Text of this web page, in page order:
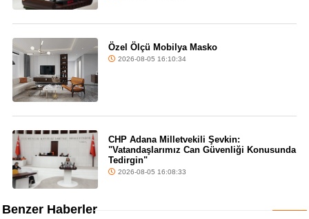
Özel Ölçü Mobilya Masko
2026-08-05 16:10:34
CHP Adana Milletvekili Şevkin:
"Vatandaşlarımız Can Güvenliği Konusunda
Tedirgin"
2026-08-05 16:08:33
Benzer Haberler